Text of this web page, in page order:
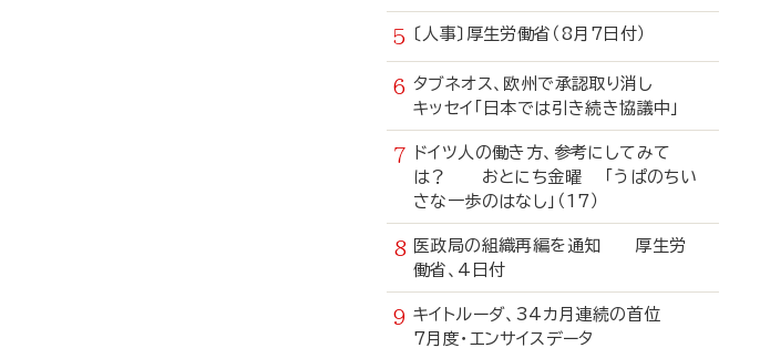
〔人事〕厚生労働省（8月7日付）
タブネオス、欧州で承認取り消し
キッセイ「日本では引き続き協議中」
ドイツ人の働き方、参考にしてみて
は？ おとにち金曜 「うぱのちい
さな一歩のはなし」（17）
医政局の組織再編を通知 厚生労
働省、4日付
キイトルーダ、34カ月連続の首位
7月度・エンサイスデータ